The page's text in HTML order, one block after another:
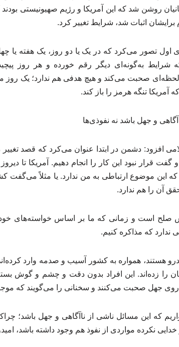
روشن شد که این آمریکا و رژیم صهیونیستی
اثبات شد، شرایط تغییر کرد.
اول تصور می‌کرد که در یک یا دو روز، یک هفته یا
شرایط به‌گونه‌ای دیگر رقم خورده و هر روز
صحبت می‌کند و هیچ هدفی هم ندارد؛ یک روز
آمریکا تنگه هرمز را باز کند.
و جهل باشد نه نفوذی‌ها
افزود: دشمن در ابتدا عنوان می‌کرد که قصد تغییر
و گفت قرار نبود این کار را انجام دهیم. آمریکا تا
که این موضوع ارتباطی به من ندارد. یا مثلاً می‌گفت
آن را هم ندارد.
صلح است و زمانی که ما بر اساس خواسته‌های
ندارد که مذاکره کنیم.
هستند، همواره به کشور آسیب و صدمه وارد
را زده‌اند. این افراد بدون دقت و چشم و گوش
روی جهل صحبت می‌کنند و سخنانی را می‌گویند که
که این مسائل ناشی از ناآگاهی و جهل باشد؛
نکرده مواردی از نفوذ هم وجود داشته باشد،